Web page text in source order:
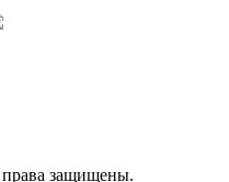
права защищены.